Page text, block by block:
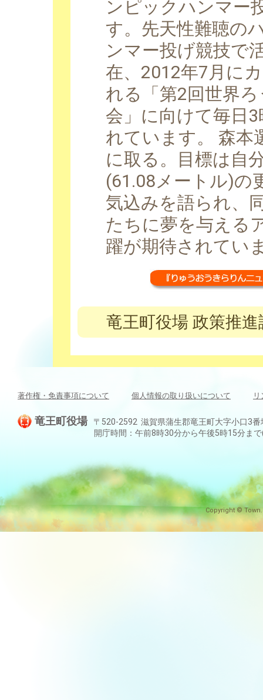
ンピックハンマー
す。先天性難聴の
ンマー投げ競技で
在、2012年7月に
れる「第2回世界
会」に向けて毎日
れています。 森本
に取る。目標は自
(61.08メートル)の
気込みを語られ、
たちに夢を与える
躍が期待されてい
竜王町役場 政策推
著作権・免責事項について 個人情報の取り扱いについて
竜王町役場
〒520-2592 滋賀県蒲生郡竜王町大字小口3
開庁時間：午前8時30分から午後5時15分ま
Copyright ©